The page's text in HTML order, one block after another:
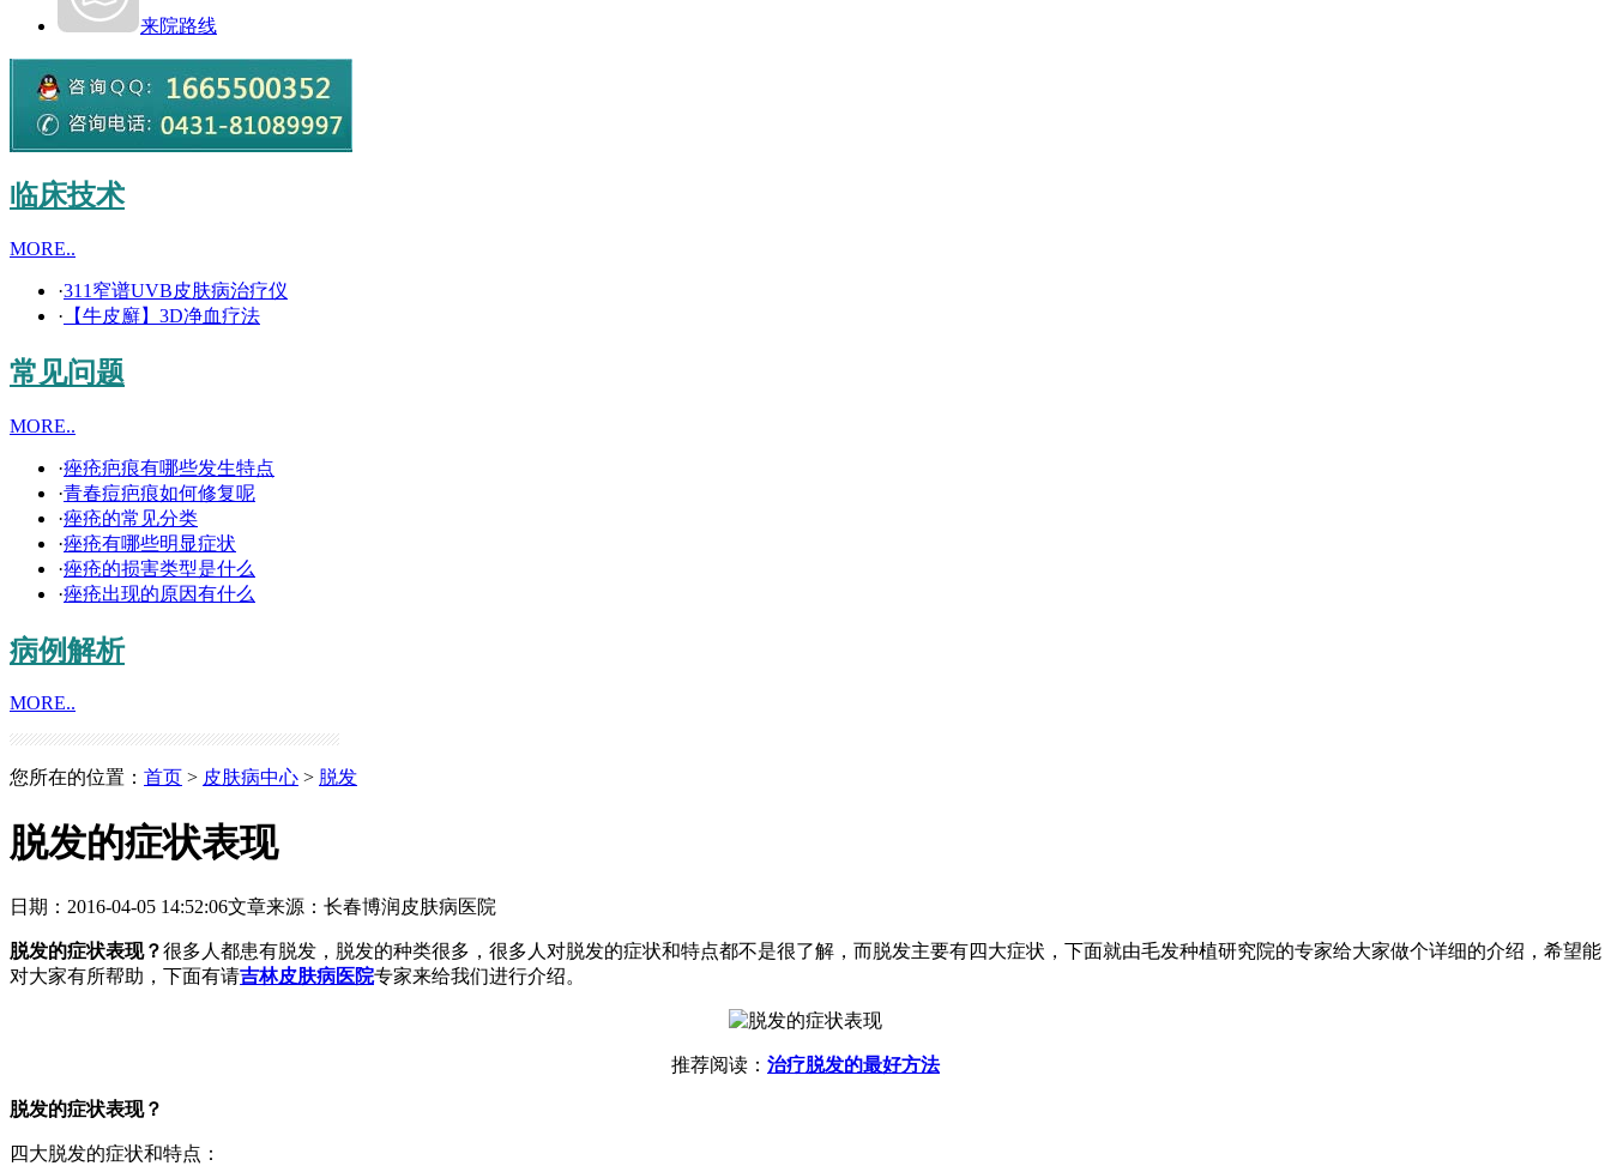
来院路线
临床技术
MORE..
·311窄谱UVB皮肤病治疗仪
· 【牛皮廯】3D净血疗法
常见问题
MORE..
·痤疮疤痕有哪些发生特点
·青春痘疤痕如何修复呢
·痤疮的常见分类
·痤疮有哪些明显症状
·痤疮的损害类型是什么
·痤疮出现的原因有什么
病例解析
MORE..
您所在的位置： 首页 > 皮肤病中心 > 脱发
脱发的症状表现
日期：2016-04-05 14:52:06文章来源： 长春博润皮肤病医院
脱发的症状表现？很多人都患有脱发，脱发的种类很多，很多人对脱发的症状和特点都不是很了解，而脱发主要有四大症状，下面就由毛发种植研究院的专家给大家做个详细的介绍，希望能
对大家有所帮助，下面有请吉林皮肤病医院专家来给我们进行介绍。
推荐阅读： 治疗脱发的最好方法
脱发的症状表现？
四大脱发的症状和特点：